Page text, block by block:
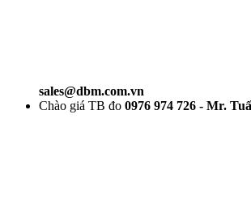
sales@dbm.com.vn
Chào giá TB đo 0976 974 726 - Mr.